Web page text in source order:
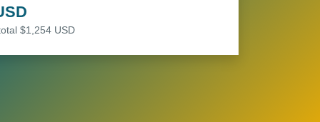
$1,254 USD